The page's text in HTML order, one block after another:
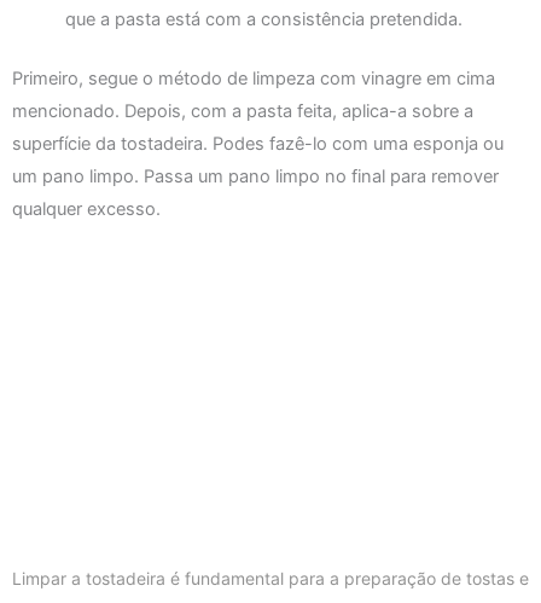
que a pasta está com a consistência pretendida.
Primeiro, segue o método de limpeza com vinagre em cima
mencionado. Depois, com a pasta feita, aplica-a sobre a
superfície da tostadeira. Podes fazê-lo com uma esponja ou
um pano limpo. Passa um pano limpo no final para remover
qualquer excesso.
Limpar a tostadeira é fundamental para a preparação de tostas e